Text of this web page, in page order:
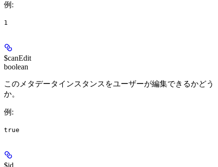
例 :
1
$canEdit
boolean
このメタデータインスタンスをユーザーが編集できるかどう
か。
例 :
true